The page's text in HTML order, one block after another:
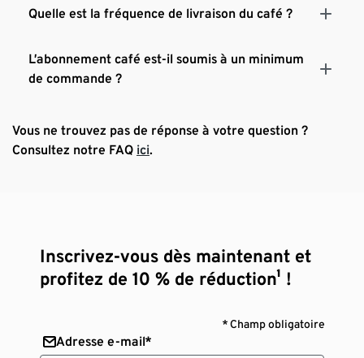
Quelle est la fréquence de livraison du café ?
L’abonnement café est-il soumis à un minimum
de commande ?
Vous ne trouvez pas de réponse à votre question ?
Consultez notre FAQ ici.
Inscrivez-vous dès maintenant et
profitez de 10 % de réduction¹ !
* Champ obligatoire
Adresse e-mail*